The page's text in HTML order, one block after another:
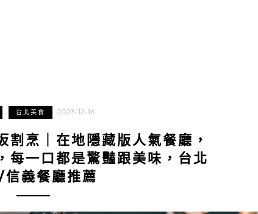
台北美食 2023-12-16
割烹｜在地隱藏版人氣餐廳，
每一口都是驚豔跟美味，台北
信義餐廳推薦